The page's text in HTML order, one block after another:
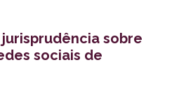
sobre
sociais de